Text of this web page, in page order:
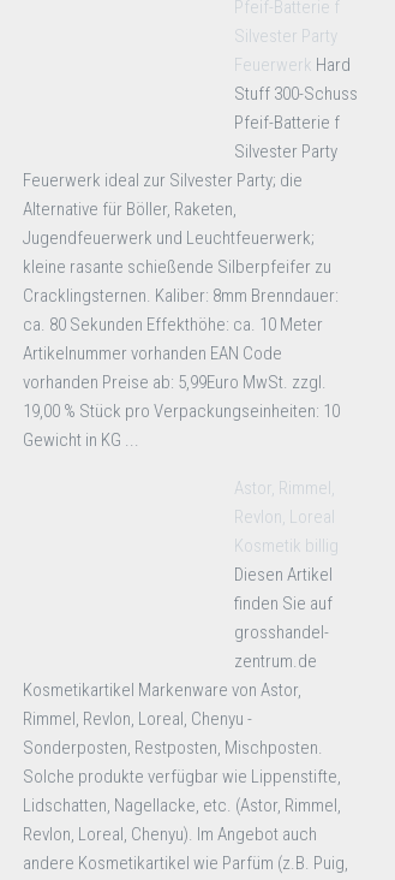
Pfeif-Batterie f
Silvester Party
Feuerwerk Hard
Stuff 300-Schuss
Pfeif-Batterie f
Silvester Party
Feuerwerk ideal zur Silvester Party; die
Alternative für Böller, Raketen,
Jugendfeuerwerk und Leuchtfeuerwerk;
kleine rasante schießende Silberpfeifer zu
Cracklingsternen. Kaliber: 8mm Brenndauer:
ca. 80 Sekunden Effekthöhe: ca. 10 Meter
Artikelnummer vorhanden EAN Code
vorhanden Preise ab: 5,99Euro MwSt. zzgl.
19,00 % Stück pro Verpackungseinheiten: 10
Gewicht in KG ...
Astor, Rimmel,
Revlon, Loreal
Kosmetik billig
Diesen Artikel
finden Sie auf
grosshandel-
zentrum.de
Kosmetikartikel Markenware von Astor,
Rimmel, Revlon, Loreal, Chenyu -
Sonderposten, Restposten, Mischposten.
Solche produkte verfügbar wie Lippenstifte,
Lidschatten, Nagellacke, etc. (Astor, Rimmel,
Revlon, Loreal, Chenyu). Im Angebot auch
andere Kosmetikartikel wie Parfüm (z.B. Puig,